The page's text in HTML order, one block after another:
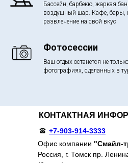
Бассейн, барбекю, жаркая
воздушный шар. Кафе, бары,
развлечение на свой вкус
Фотосессии
Ваш отдых останется не
фотографиях, сделанных в
КОНТАКТНАЯ
+7-903-914-3333
Офис компании "Смайл-
Россия, г. Томск пр.